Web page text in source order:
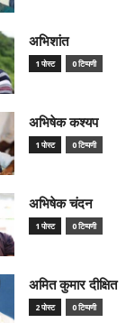
अभिशांत
1 पोस्ट 0 टिप्पणी
अभिषेक कश्यप
1 पोस्ट 0 टिप्पणी
अभिषेक चंदन
1 पोस्ट 0 टिप्पणी
अमित कुमार दीक्षित
2 पोस्ट 0 टिप्पणी